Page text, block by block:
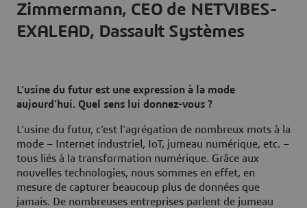
Zimmermann, CEO de NETVIBES-
EXALEAD, Dassault Systèmes
L’usine du futur est une expression à la mode
aujourd’hui. Quel sens lui donnez-vous ?
L’usine du futur, c’est l’agrégation de nombreux mots à la
mode – Internet industriel, IoT, jumeau numérique, etc. –
tous liés à la transformation numérique. Grâce aux
nouvelles technologies, nous sommes en effet, en
mesure de capturer beaucoup plus de données que
jamais. De nombreuses entreprises parlent de jumeau